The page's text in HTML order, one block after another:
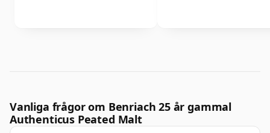
Vanliga frågor om Benriach 25 år gammal
Authenticus Peated Malt